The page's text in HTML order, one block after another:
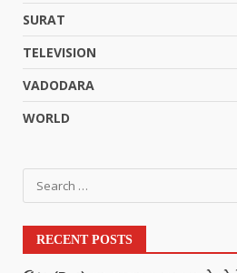
SURAT
TELEVISION
VADODARA
WORLD
RECENT POSTS